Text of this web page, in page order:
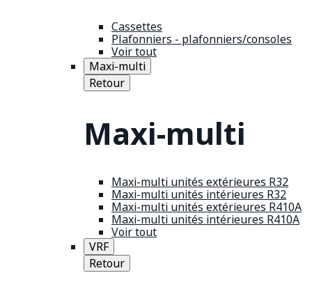
Cassettes
Plafonniers - plafonniers/consoles
Voir tout
Maxi-multi
Retour
Maxi-multi
Maxi-multi unités extérieures R32
Maxi-multi unités intérieures R32
Maxi-multi unités extérieures R410A
Maxi-multi unités intérieures R410A
Voir tout
VRF
Retour